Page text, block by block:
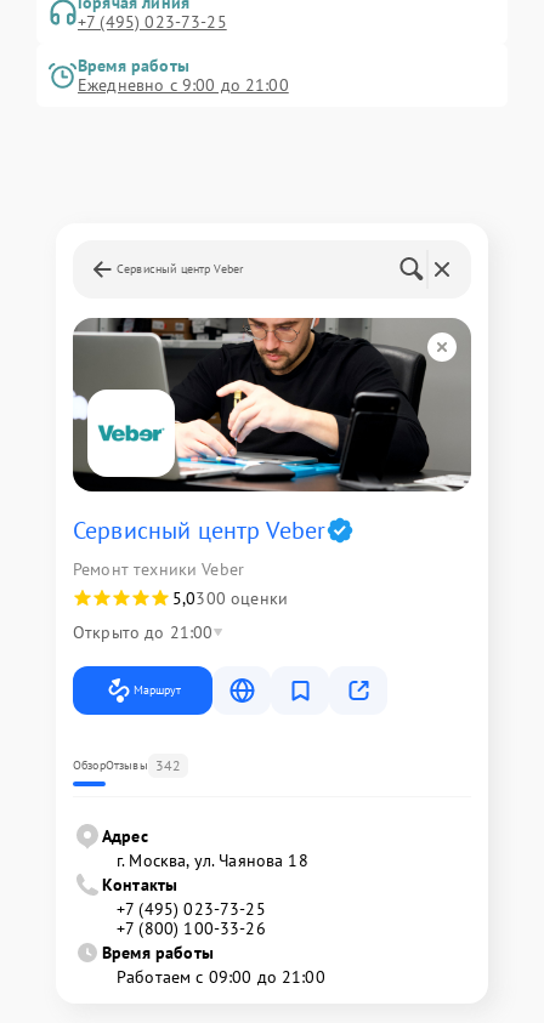
+7 (495) 023-73-25
Время работы
Ежедневно с 9:00 до 21:00
Сервисный центр Veber
Сервисный центр Veber
Ремонт техники Veber
5,0300 оценки
Открыто до 21:00
Маршрут
ОбзорОтзывы 342
Адрес
г. Москва, ул. Чаянова 18
Контакты
+7 (495) 023-73-25
+7 (800) 100-33-26
Время работы
Работаем с 09:00 до 21:00